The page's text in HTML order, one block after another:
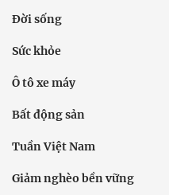
Đời sống
Sức khỏe
Ô tô xe máy
Bất động sản
Tuần Việt Nam
Giảm nghèo bền vững